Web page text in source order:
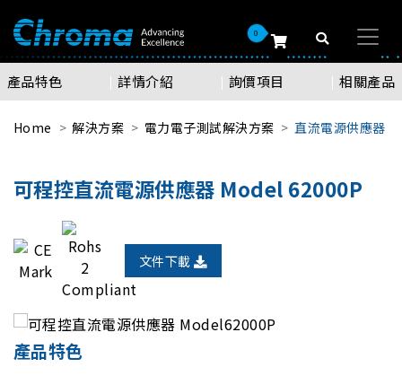
0
產品特色 詳情介紹 詢價項目 相關產品
Home 解決方案 電力電子測試解決方案 直流電源供應器
可程控直流電源供應器 Model 62000P
文件下載
產品特色